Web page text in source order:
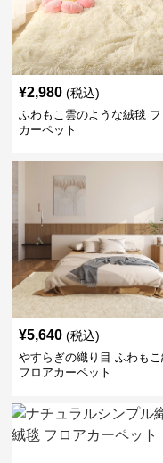
¥2,980 (税込)
ふわもこ雲のような絨毯 フ
カーペット
¥5,640 (税込)
やすらぎの織り目 ふわも
フロアカーペット